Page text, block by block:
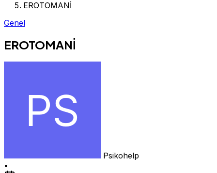
EROTOMANİ
Genel
EROTOMANİ
Psikohelp
•